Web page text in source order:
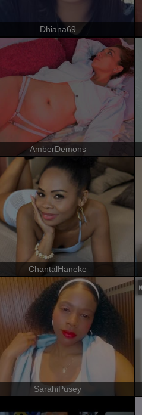
Dhiana69
AmberDemons
ChantalHaneke
SarahiPusey